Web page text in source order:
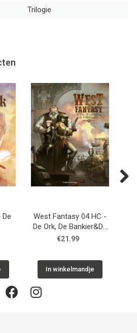
Trilogie
De
West Fantasy 04 HC -
De Ork, De Bankier&De
Moordenares
€21.99
In winkelmandje